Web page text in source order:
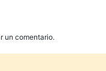
un comentario.